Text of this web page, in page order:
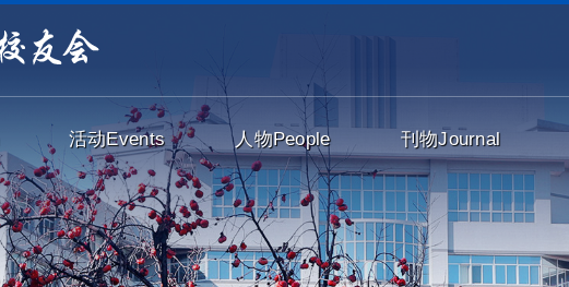
活动Events 人物People 刊物Journal